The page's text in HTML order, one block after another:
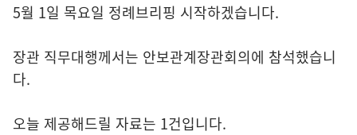
5월 1일 목요일 정례브리핑 시작하겠습니다.
장관 직무대행께서는 안보관계장관회의에 참석했습니
다.
오늘 제공해드릴 자료는 1건입니다.